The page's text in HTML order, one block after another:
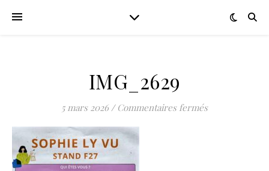
IMG_2629
5 mars 2026 / Commentaires ferméssur IMG_2629